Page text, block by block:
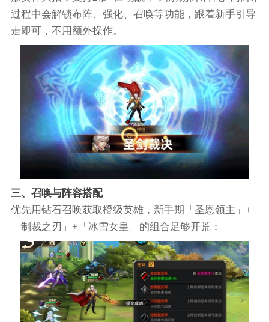
过程中会解锁布阵、强化、召唤等功能，跟着新手引导
走即可，不用额外操作。
三、召唤与阵容搭配
优先用钻石召唤获取橙级英雄，新手期「圣恩领主」+
「制裁之刃」+「冰雪女皇」的组合足够开荒：